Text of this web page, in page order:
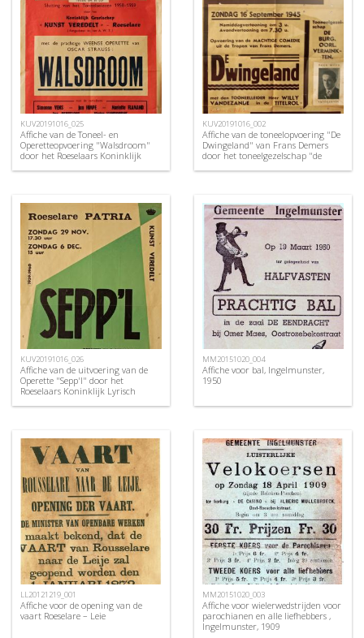
KUV20191016_025
Affiche van de Toneel- en
Operetteopvoering "Walsdroom"
door het Roeselaars Koninklijk
KUV20191016_002
Affiche van de toneelopvoering "De
Dwingeland" van Frans Demers
door het toneelgezelschap "de
KUV20191016_026
Affiche van de uitvoering van de
Operette "Sepp'l" door het
Roeselaars Koninklijk Lyrisch
MM20151020_004
Affiche voor bal, Ingelmunster,
1950
LL20121219_001
Affiche voor de opening van de
vaart Roeselare – Leie
MM20151020_003
Affiche voor wielerwedstrijden voor
parochianen en alle liefhebbers ,
Ingelmunster, 1909